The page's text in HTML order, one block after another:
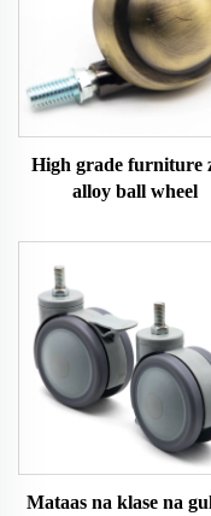
High grade furniture
alloy ball wheel
Mataas na klase na